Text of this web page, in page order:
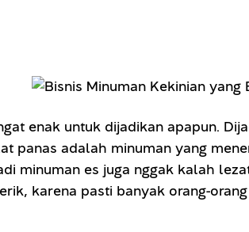
enak untuk dijadikan apapun.
panas adalah minuman yang
minuman es juga nggak kalah
karena pasti banyak orang-